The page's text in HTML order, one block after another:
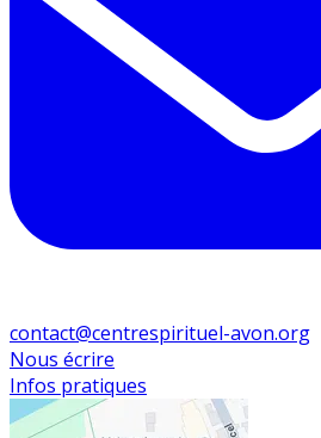
contact@centrespirituel-avon.org
Nous écrire
Infos pratiques